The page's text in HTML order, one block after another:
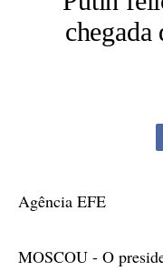
Agência EFE
MOSCOU - O